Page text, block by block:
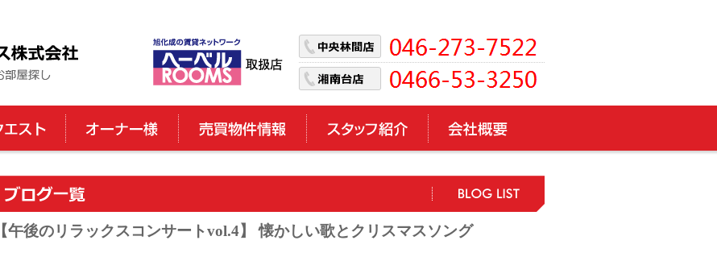
【午後のリラックスコンサートvol.4】 懐かしい歌とクリスマスソング